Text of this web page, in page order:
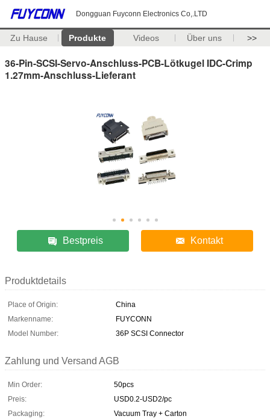
Dongguan Fuyconn Electronics Co,.LTD
Zu Hause Produkte Videos Über uns >>
36-Pin-SCSI-Servo-Anschluss-PCB-Lötkugel IDC-Crimp
1.27mm-Anschluss-Lieferant
Bestpreis Kontakt
Produktdetails
Place of Origin:
China
Markenname:
FUYCONN
Model Number:
36P SCSI Connector
Zahlung und Versand AGB
Min Order:
50pcs
Preis:
USD0.2-USD2/pc
Packaging:
Vacuum Tray + Carton